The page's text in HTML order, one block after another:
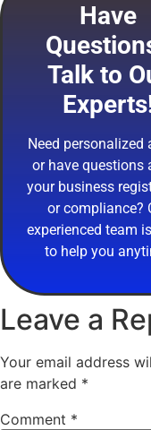
Have
Talk to
Need personalized
or have questions
your business
or compliance?
experienced team
to help you
Leave a
Your email address
are marked *
Comment *